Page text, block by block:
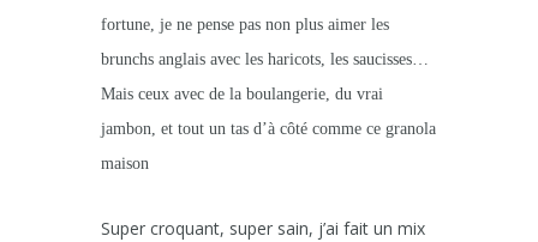
fortune, je ne pense pas non plus aimer les
brunchs anglais avec les haricots, les saucisses…
Mais ceux avec de la boulangerie, du vrai
jambon, et tout un tas d’à côté comme ce granola
maison
Super croquant, super sain, j’ai fait un mix